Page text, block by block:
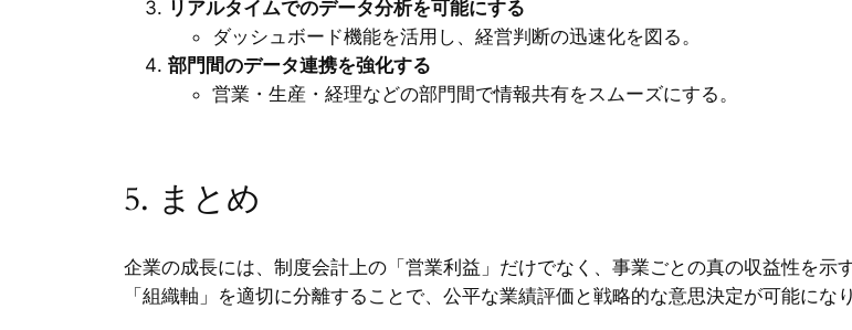
リアルタイムでのデータ分析を可能にする
ダッシュボード機能を活用し、経営判断の迅速化を図る。
部門間のデータ連携を強化する
営業・生産・経理などの部門間で情報共有をスムーズにする。
5. まとめ
企業の成長には、制度会計上の「営業利益」だけでなく、事業ごとの真の収益性を示
「組織軸」を適切に分離することで、公平な業績評価と戦略的な意思決定が可能になり